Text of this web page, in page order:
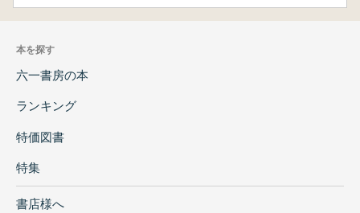
本を探す
六一書房の本
ランキング
特価図書
特集
書店様へ